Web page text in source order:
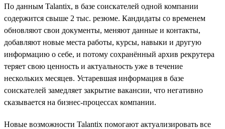
По данным Talantix, в базе соискателей одной компании
содержится свыше 2 тыс. резюме. Кандидаты со временем
обновляют свои документы, меняют данные и контакты,
добавляют новые места работы, курсы, навыки и другую
информацию о себе, и потому сохранённый архив рекрутера
теряет свою ценность и актуальность уже в течение
нескольких месяцев. Устаревшая информация в базе
соискателей замедляет закрытие вакансии, что негативно
сказывается на бизнес-процессах компании.
Новые возможности Talantix помогают актуализировать все